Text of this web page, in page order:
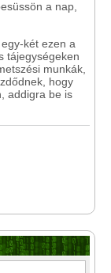
a nap,
két ezen a
tájegységeken
munkák,
hogy
addigra be is